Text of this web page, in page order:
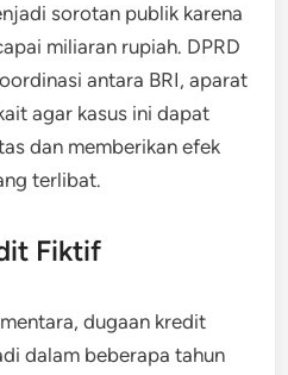
sorotan publik karena
miliaran rupiah. DPRD
antara BRI, aparat
agar kasus ini dapat
dan memberikan efek
terlibat.
Fiktif
dugaan kredit
dalam beberapa tahun